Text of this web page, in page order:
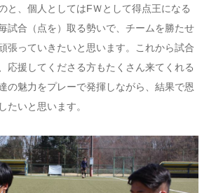
と、個人としてはFＷとして得点王になる
試合（点を）取る勢いで、チームを勝たせ
張っていきたいと思います。これから試合
応援してくださる方もたくさん来てくれる
の魅力をプレーで発揮しながら、結果で恩
たいと思います。